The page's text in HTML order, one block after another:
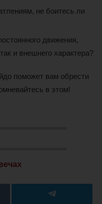
не боитесь ли
движения,
и внешнего характера?
поможет вам обрести
в этом!